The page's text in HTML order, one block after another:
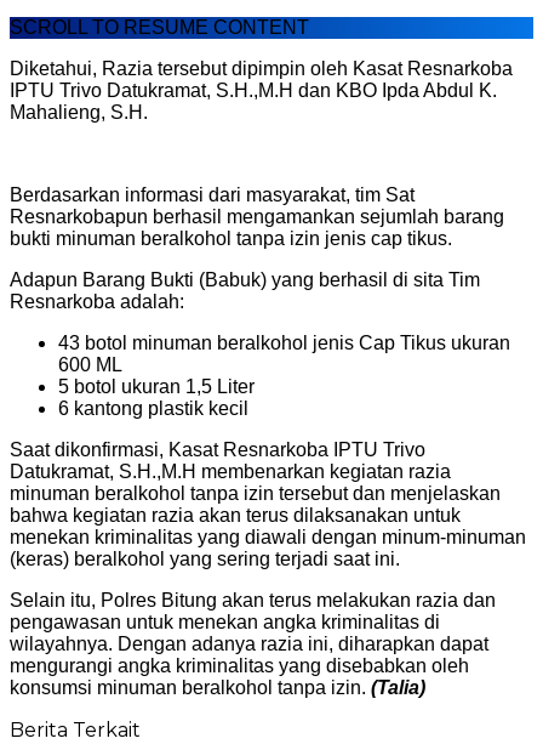
SCROLL TO RESUME CONTENT
Diketahui, Razia tersebut dipimpin oleh Kasat Resnarkoba
IPTU Trivo Datukramat, S.H.,M.H dan KBO Ipda Abdul K.
Mahalieng, S.H.
Berdasarkan informasi dari masyarakat, tim Sat
Resnarkobapun berhasil mengamankan sejumlah barang
bukti minuman beralkohol tanpa izin jenis cap tikus.
Adapun Barang Bukti (Babuk) yang berhasil di sita Tim
Resnarkoba adalah:
43 botol minuman beralkohol jenis Cap Tikus ukuran
600 ML
5 botol ukuran 1,5 Liter
6 kantong plastik kecil
Saat dikonfirmasi, Kasat Resnarkoba IPTU Trivo
Datukramat, S.H.,M.H membenarkan kegiatan razia
minuman beralkohol tanpa izin tersebut dan menjelaskan
bahwa kegiatan razia akan terus dilaksanakan untuk
menekan kriminalitas yang diawali dengan minum-minuman
(keras) beralkohol yang sering terjadi saat ini.
Selain itu, Polres Bitung akan terus melakukan razia dan
pengawasan untuk menekan angka kriminalitas di
wilayahnya. Dengan adanya razia ini, diharapkan dapat
mengurangi angka kriminalitas yang disebabkan oleh
konsumsi minuman beralkohol tanpa izin. (Talia)
Berita Terkait